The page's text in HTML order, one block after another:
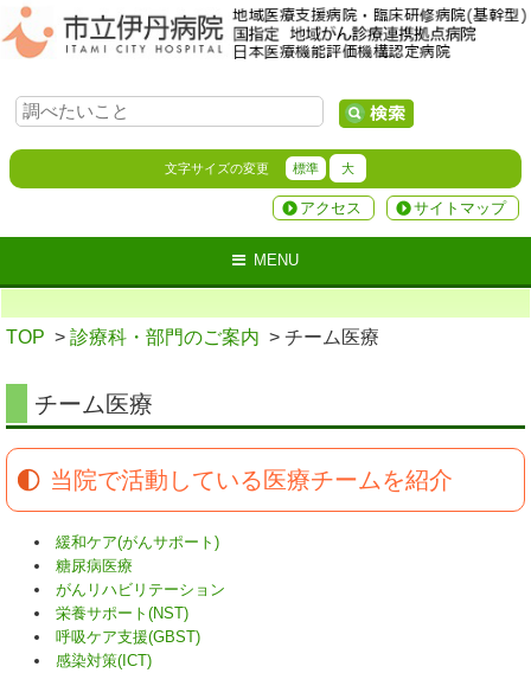
文字サイズの変更 標準 大
サイトマップ
アクセス
MENU
TOP > 診療科・部門のご案内 > チーム医療
チーム医療
当院で活動している医療チームを紹介
緩和ケア(がんサポート)
糖尿病医療
がんリハビリテーション
栄養サポート(NST)
呼吸ケア支援(GBST)
感染対策(ICT)